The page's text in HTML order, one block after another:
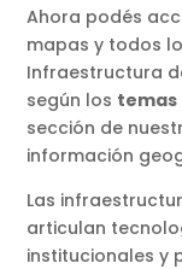
Ahora podés
mapas y todos
Infraestructura
según los temas
sección de
información
Las
articulan
institucionales y